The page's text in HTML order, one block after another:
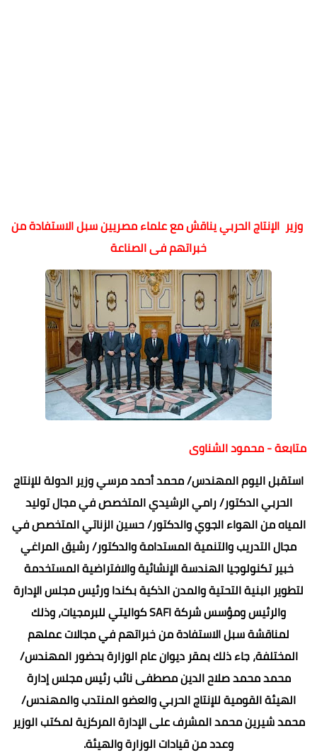
وزير الإنتاج الحربي يناقش مع علماء مصريين سبل الاستفادة من
خبراتهم فى الصناعة
متابعة - محمود الشناوى
استقبل اليوم المهندس/ محمد أحمد مرسي وزير الدولة للإنتاج
الحربي الدكتور/ رامي الرشيدي المتخصص في مجال توليد
المياه من الهواء الجوي والدكتور/ حسين الزناتي المتخصص في
مجال التدريب والتنمية المستدامة والدكتور/ رشيق المراغي
خبير تكنولوجيا الهندسة الإنشائية والافتراضية المستخدمة
لتطوير البنية التحتية والمدن الذكية بكندا ورئيس مجلس الإدارة
والرئيس ومؤسس شركة SAFI كواليتي للبرمجيات، وذلك
لمناقشة سبل الاستفادة من خبراتهم في مجالات عملهم
المختلفة، جاء ذلك بمقر ديوان عام الوزارة بحضور المهندس/
محمد محمد صلاح الدين مصطفى نائب رئيس مجلس إدارة
الهيئة القومية للإنتاج الحربي والعضو المنتدب والمهندس/
محمد شيرين محمد المشرف على الإدارة المركزية لمكتب الوزير
وعدد من قيادات الوزارة والهيئة.